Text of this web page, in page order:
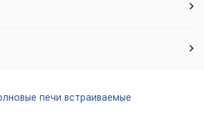
печи встраиваемые